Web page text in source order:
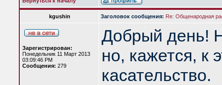
kgushin Заголовок сообщения: Re: Общенародная
Зарегистрирован:
Понедельник 11 Март 2013
03:09:46 PM
Сообщения: 279
Добрый день!
но, кажется, к
касательство.